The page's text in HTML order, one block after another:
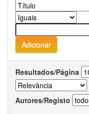
Resultados/Página
Autores/Registo